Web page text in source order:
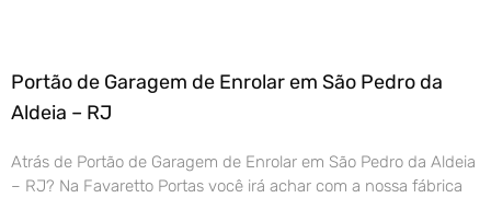
Portão de Garagem de Enrolar em São Pedro da
Aldeia – RJ
Atrás de Portão de Garagem de Enrolar em São Pedro da Aldeia
– RJ? Na Favaretto Portas você irá achar com a nossa fábrica